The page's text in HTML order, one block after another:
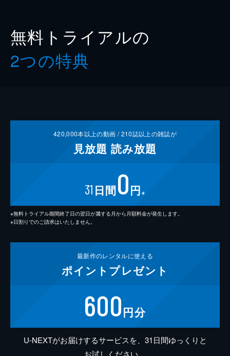
無料トライアルの
2つの特典
420,000本以上の動画 /210誌以上の雑誌が
見放題 読み放題
31 日間0円 ※
※無料トライアル期間終了日の翌日が属する月から月額料金が発生します。
※日割りでのご請求はいたしません。
最新作のレンタルに使える
ポイント プレゼント
600円分
U-NEXTがお届けするサービスを、31日間ゆっくりと
お試しください。